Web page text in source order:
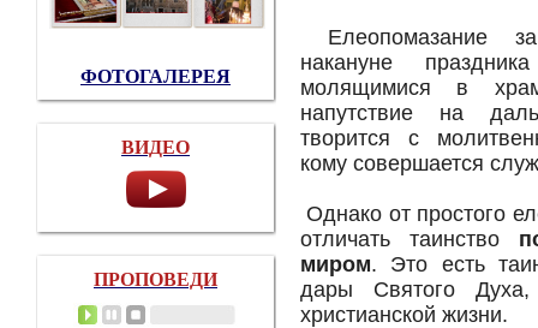
Елеопомазание
накануне
молящимися в
напутствие на
творится с
кому совершается
Однако от простого
отличать таинство
миром. Это есть
дары Святого
христианской жизни.
ФОТОГАЛЕРЕЯ
ВИДЕО
ПРОПОВЕДИ